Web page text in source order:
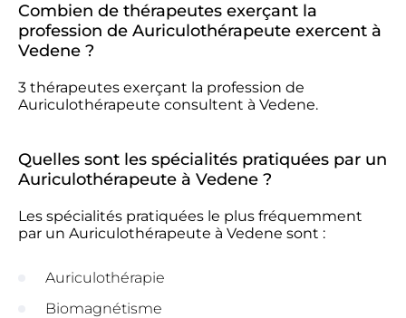
Combien de thérapeutes exerçant la
profession de Auriculothérapeute exercent à
Vedene ?
3 thérapeutes exerçant la profession de
Auriculothérapeute consultent à Vedene.
Quelles sont les spécialités pratiquées par un
Auriculothérapeute à Vedene ?
Les spécialités pratiquées le plus fréquemment
par un Auriculothérapeute à Vedene sont :
Auriculothérapie
Biomagnétisme